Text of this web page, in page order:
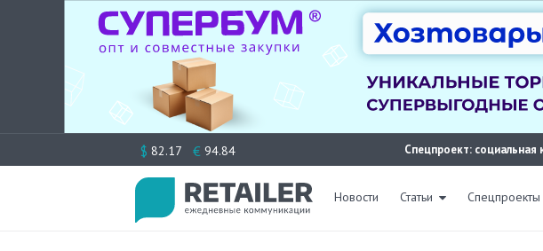
к
$ 82.17 € 94.84 Спецпроект: социальная
Новости Статьи Спецпроекты